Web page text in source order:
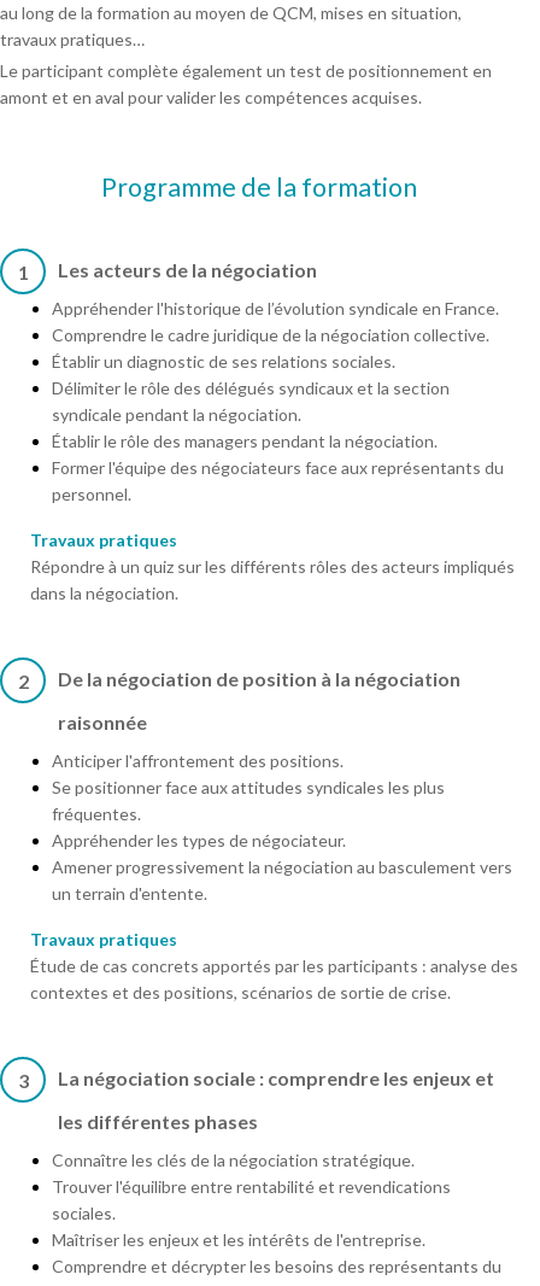
au long de la formation au moyen de QCM, mises en situation,
travaux pratiques…
Le participant complète également un test de positionnement en
amont et en aval pour valider les compétences acquises.
Programme de la formation
1 Les acteurs de la négociation
Appréhender l'historique de l’évolution syndicale en France.
Comprendre le cadre juridique de la négociation collective.
Établir un diagnostic de ses relations sociales.
Délimiter le rôle des délégués syndicaux et la section
syndicale pendant la négociation.
Établir le rôle des managers pendant la négociation.
Former l'équipe des négociateurs face aux représentants du
personnel.
Travaux pratiques
Répondre à un quiz sur les différents rôles des acteurs impliqués
dans la négociation.
2
De la négociation de position à la négociation
raisonnée
Anticiper l'affrontement des positions.
Se positionner face aux attitudes syndicales les plus
fréquentes.
Appréhender les types de négociateur.
Amener progressivement la négociation au basculement vers
un terrain d'entente.
Travaux pratiques
Étude de cas concrets apportés par les participants : analyse des
contextes et des positions, scénarios de sortie de crise.
3
La négociation sociale : comprendre les enjeux et
les différentes phases
Connaître les clés de la négociation stratégique.
Trouver l'équilibre entre rentabilité et revendications
sociales.
Maîtriser les enjeux et les intérêts de l'entreprise.
Comprendre et décrypter les besoins des représentants du